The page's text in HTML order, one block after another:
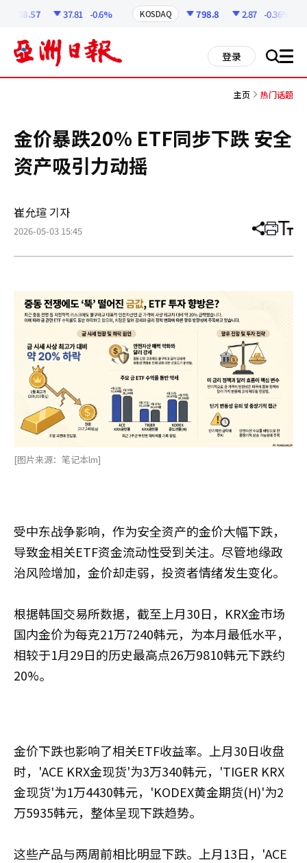
6258.57 37.81 -0.6% KOSDAQ 798.8 2.87 -0.36%
登录 搜 all
主页 热门话题
金价暴跌20% ETF同步下跌 安全
资产吸引力动摇
崔允瑄 기자
2026-05-03 15:45 分
章
打 调
小
[图片来源：笔记本lm]
受中东战争影响，作为安全资产的金价大幅下跌，
导致金相关ETF资金流动性受到关注。尽管地缘政
治风险增加，金价却走弱，投资者情绪发生变化。
根据韩国交易所数据，截至上月30日，KRX金市场
国内金价为每克21万7240韩元，为本月最低水平，
相较于1月29日的历史最高点26万9810韩元下跌约
20%。
金价下跌也影响了相关ETF收益率。上月30日收盘
时，'ACE KRX金现货'为3万340韩元，'TIGER KRX
金现货'为1万4430韩元，'KODEX黄金期货(H)'为2
万5935韩元，整体呈现下跌趋势。
这些产品与两周前相比明显下跌。上月13日，'ACE